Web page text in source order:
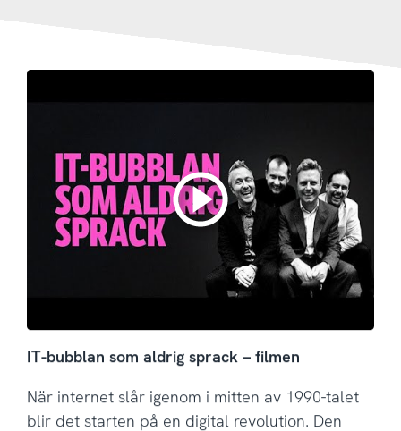
IT-bubblan som aldrig sprack – filmen
När internet slår igenom i mitten av 1990-talet
blir det starten på en digital revolution. Den